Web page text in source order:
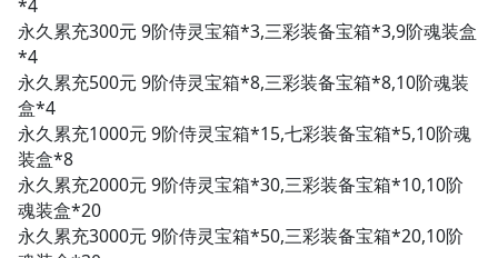
*4
永久累充300元 9阶侍灵宝箱*3,三彩装备宝箱*3,9阶魂装盒
*4
永久累充500元 9阶侍灵宝箱*8,三彩装备宝箱*8,10阶魂装
盒*4
永久累充1000元 9阶侍灵宝箱*15,七彩装备宝箱*5,10阶魂
装盒*8
永久累充2000元 9阶侍灵宝箱*30,三彩装备宝箱*10,10阶
魂装盒*20
永久累充3000元 9阶侍灵宝箱*50,三彩装备宝箱*20,10阶